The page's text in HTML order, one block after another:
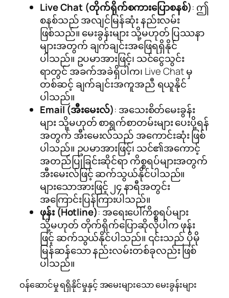
Live Chat (တိုက်ရိုက်စကားပြောစနစ်): ဤ
စနစ်သည် အလျင်မြန်ဆုံး နည်းလမ်း
ဖြစ်သည်။ မေးခွန်းများ သို့မဟုတ် ပြဿနာ
များအတွက် ချက်ချင်းအဖြေရရှိနိုင်
ပါသည်။ ဥပမာအားဖြင့်၊ သင်ငွေသွင်း
ရာတွင် အခက်အခဲရှိပါက၊ Live Chat မှ
တစ်ဆင့် ချက်ချင်းအကူအညီ ရယူနိုင်
ပါသည်။
Email (အီးမေးလ်): အသေးစိတ်မေးခွန်း
များ သို့မဟုတ် စာရွက်စာတမ်းများ ပေးပို့ရန်
အတွက် အီးမေးလ်သည် အကောင်းဆုံး ဖြစ်
ပါသည်။ ဥပမာအားဖြင့်၊ သင်၏အကောင့်
အတည်ပြုခြင်းဆိုင်ရာ ကိစ္စရပ်များအတွက်
အီးမေးလ်ဖြင့် ဆက်သွယ်နိုင်ပါသည်။
များသောအားဖြင့် ၂၄ နာရီအတွင်း
အကြောင်းပြန်ကြားပါသည်။
ဖုန်း (Hotline): အရေးပေါ်ကိစ္စရပ်များ
သို့မဟုတ် တိုက်ရိုက်ပြောဆိုလိုပါက ဖုန်း
ဖြင့် ဆက်သွယ်နိုင်ပါသည်။ ၎င်းသည် ပိုမို
မြန်ဆန်သော နည်းလမ်းတစ်ခုလည်း ဖြစ်
ပါသည်။
ဝန်ဆောင်မှု ရရှိနိုင်မှုနှင့် အမေးများသော မေးခွန်းများ